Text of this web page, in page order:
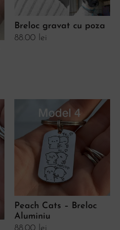
Breloc gravat cu poza
88.00 lei
Peach Cats – Breloc
Aluminiu